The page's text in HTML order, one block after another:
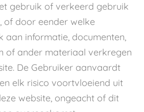
gebruik of verkeerd gebruik
of door eender welke
aan informatie, documenten,
of ander materiaal verkregen
De Gebruiker aanvaardt
elk risico voortvloeiend uit
website, ongeacht of dit